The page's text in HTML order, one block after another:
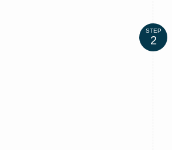
STEP